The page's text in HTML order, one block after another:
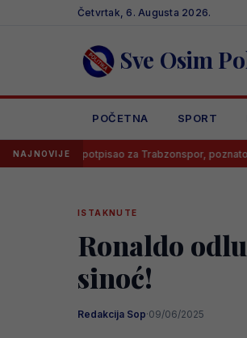
Četvrtak, 6. Augusta 2026.
Sve Osim
POČETNA SPORT
NAJNOVIJE
potpisao za Trabzonspor, poznato koliko će
ISTAKNUTE
Ronaldo
sinoć!
Redakcija Sop·09/06/2025